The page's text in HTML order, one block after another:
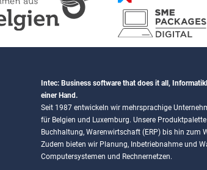
Intec: Business software that does it all,
einer Hand.
Seit 1987 entwickeln wir mehrsprachige
für Belgien und Luxemburg. Unsere
Buchhaltung, Warenwirtschaft (ERP) bis hin zum
Zudem bieten wir Planung, Inbetriebnahme und
Computersystemen und Rechnernetzen.